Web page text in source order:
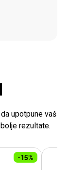
upotpune vaš
rezultate.
-15%